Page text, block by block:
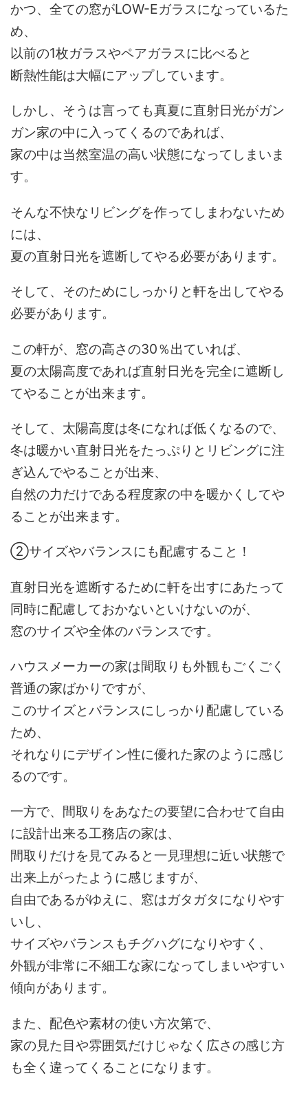
かつ、全ての窓がLOW-Eガラスになっているた
め、
以前の1枚ガラスやペアガラスに比べると
断熱性能は大幅にアップしています。
しかし、そうは言っても真夏に直射日光がガン
ガン家の中に入ってくるのであれば、
家の中は当然室温の高い状態になってしまいま
す。
そんな不快なリビングを作ってしまわないため
には、
夏の直射日光を遮断してやる必要があります。
そして、そのためにしっかりと軒を出してやる
必要があります。
この軒が、窓の高さの30％出ていれば、
夏の太陽高度であれば直射日光を完全に遮断し
てやることが出来ます。
そして、太陽高度は冬になれば低くなるので、
冬は暖かい直射日光をたっぷりとリビングに注
ぎ込んでやることが出来、
自然の力だけである程度家の中を暖かくしてや
ることが出来ます。
②サイズやバランスにも配慮すること！
直射日光を遮断するために軒を出すにあたって
同時に配慮しておかないといけないのが、
窓のサイズや全体のバランスです。
ハウスメーカーの家は間取りも外観もごくごく
普通の家ばかりですが、
このサイズとバランスにしっかり配慮している
ため、
それなりにデザイン性に優れた家のように感じ
るのです。
一方で、間取りをあなたの要望に合わせて自由
に設計出来る工務店の家は、
間取りだけを見てみると一見理想に近い状態で
出来上がったように感じますが、
自由であるがゆえに、窓はガタガタになりやす
いし、
サイズやバランスもチグハグになりやすく、
外観が非常に不細工な家になってしまいやすい
傾向があります。
また、配色や素材の使い方次第で、
家の見た目や雰囲気だけじゃなく広さの感じ方
も全く違ってくることになります。